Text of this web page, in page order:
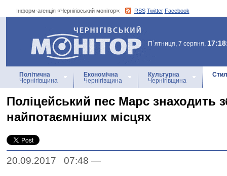
Інформ-агенція «Чернігівський монітор»: RSS Twitter Facebook
Інформ-агенція
«Чернігівський монітор»
П`ятниця, 7 серпня,
Політична
Чернігівщина
Економічна
Чернігівщина
Культурна
Чернігівщина
Поліцейський пес Марс знаходить
найпотаємніших місцях
20.09.2017 07:48 —